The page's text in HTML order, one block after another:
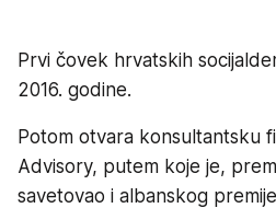
Prvi čovek hrvatskih
2016. godine.
Potom otvara konsultantsku
Advisory, putem koje je,
savetovao i albanskog